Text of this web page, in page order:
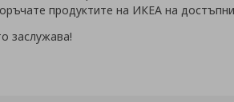
продуктите на ИКЕА на
заслужава!